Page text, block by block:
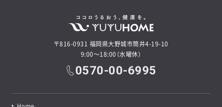
〒816-0931 福岡県大野城市筒井4-19-10
9:00～18:00（水曜休）
0570-00-6995